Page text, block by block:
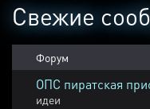
Свежие
Форум
ОПС пиратская
идеи